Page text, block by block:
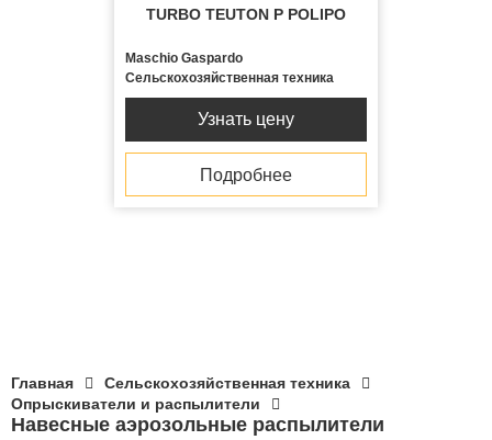
Главная
Сельскохозяйственная техника
Опрыскиватели и распылители
Навесные аэрозольные распылители
TURBO TEUTON P POLIPO
Maschio Gaspardo
Сельскохозяйственная техника
Узнать цену
Подробнее